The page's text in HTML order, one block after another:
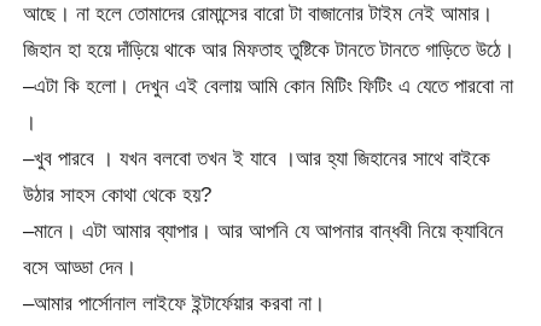
আছে। না হলে তোমাদের রোমান্সের বারো টা বাজানোর টাইম নেই আমার।
জিহান হা হয়ে দাঁড়িয়ে থাকে আর মিফতাহ তুষ্টিকে টানতে টানতে গাড়িতে উঠে।
–এটা কি হলো। দেখুন এই বেলায় আমি কোন মিটিং ফিটিং এ যেতে পারবো না
।
–খুব পারবে । যখন বলবো তখন ই যাবে ।আর হ্যা জিহানের সাথে বাইকে
উঠার সাহস কোথা থেকে হয়?
–মানে। এটা আমার ব্যাপার। আর আপনি যে আপনার বান্ধবী নিয়ে ক্যাবিনে
বসে আড্ডা দেন।
–আমার পার্সোনাল লাইফে ইন্টার্ফেয়ার করবা না।